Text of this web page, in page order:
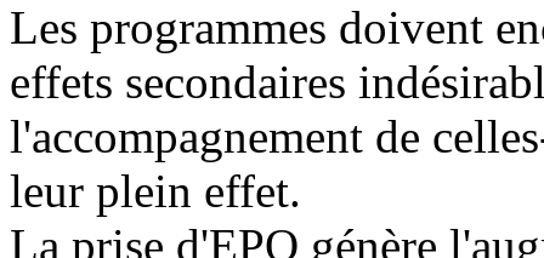
Les programmes doivent
effets secondaires
l'accompagnement de
leur plein effet.
La prise d'EPO génère